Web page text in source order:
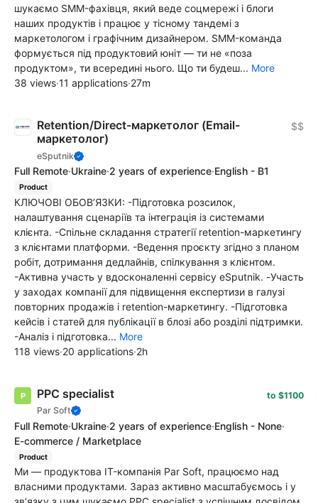
шукаємо SMM-фахівця, який веде соцмережі і блоги
наших продуктів і працює у тісному тандемі з
маркетологом і графічним дизайнером. SMM-команда
формується під продуктовий юніт — ти не «поза
продуктом», ти всередині нього. Що ти будеш... More
38 views·11 applications·27m
Retention/Direct-маркетолог (Email-
маркетолог)
eSputnik
$$
Full Remote·Ukraine·2 years of experience·English - B1
Product
КЛЮЧОВІ ОБОВ’ЯЗКИ: -Підготовка розсилок,
налаштування сценаріїв та інтеграція із системами
клієнта. -Спільне складання стратегії retention-маркетингу
з клієнтами платформи. -Ведення проєкту згідно з планом
робіт, дотримання дедлайнів, спілкування з клієнтом.
-Активна участь у вдосконаленні сервісу eSputnik. -Участь
у заходах компанії для підвищення експертизи в галузі
повторних продажів і retention-маркетингу. -Підготовка
кейсів і статей для публікації в блозі або розділі підтримки.
-Аналіз і підготовка... More
118 views·20 applications·2h
PPC specialist
Par Soft
to $1100
Full Remote·Ukraine·2 years of experience·English - None·
E-commerce / Marketplace
Product
Ми — продуктова IT-компанія Par Soft, працюємо над
власними продуктами. Зараз активно масштабуємось і у